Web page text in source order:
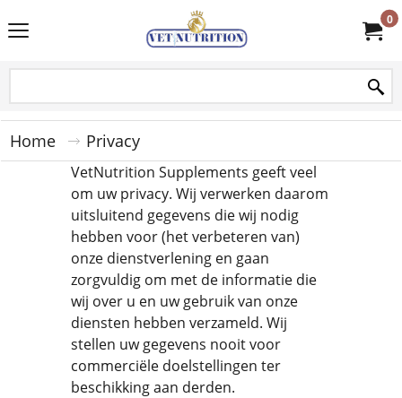
0
Home Privacy
VetNutrition Supplements geeft veel
om uw privacy. Wij verwerken daarom
uitsluitend gegevens die wij nodig
hebben voor (het verbeteren van)
onze dienstverlening en gaan
zorgvuldig om met de informatie die
wij over u en uw gebruik van onze
diensten hebben verzameld. Wij
stellen uw gegevens nooit voor
commerciële doelstellingen ter
beschikking aan derden.